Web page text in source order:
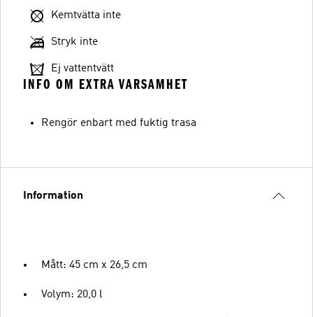
Kemtvätta inte
Stryk inte
Ej vattentvätt
INFO OM EXTRA VARSAMHET
Rengör enbart med fuktig trasa
Information
Mått: 45 cm x 26,5 cm
Volym: 20,0 l